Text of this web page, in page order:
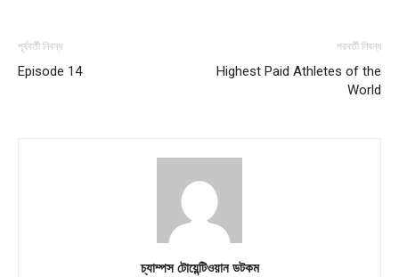
Subscription Plans
My account
পূর্ববর্তী নিবন্ধ
Episode 14
পরবর্তী নিবন্ধ
Highest Paid Athletes of the
World
চ্যাম্পস টোয়েন্টিওয়ান ডটকম